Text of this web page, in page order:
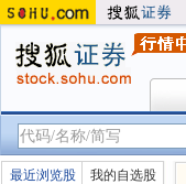
最近浏览股 我的自选股